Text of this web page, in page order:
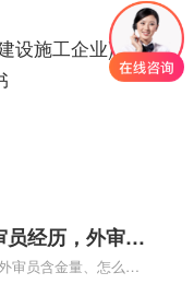
设施工企业)
经历，外审员
审员含金量、怎么才
的外审员、我